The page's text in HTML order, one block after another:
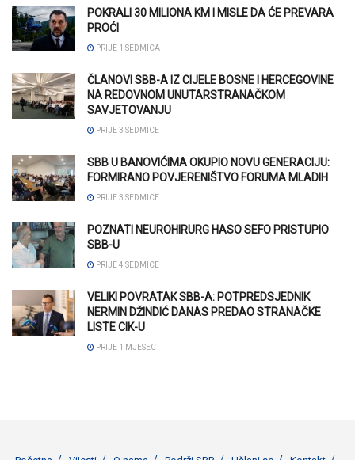
POKRALI 30 MILIONA KM I MISLE DA ĆE PREVARA
PROĆI
PRIJE 1 SEDMICA
ČLANOVI SBB-A IZ CIJELE BOSNE I HERCEGOVINE
NA REDOVNOM UNUTARSTRANAČKOM
SAVJETOVANJU
PRIJE 3 SEDMICE
SBB U BANOVIĆIMA OKUPIO NOVU GENERACIJU:
FORMIRANO POVJERENIŠTVO FORUMA MLADIH
PRIJE 3 SEDMICE
POZNATI NEUROHIRURG HASO SEFO PRISTUPIO
SBB-U
PRIJE 4 SEDMICE
VELIKI POVRATAK SBB-A: POTPREDSJEDNIK
NERMIN DŽINDIĆ DANAS PREDAO STRANAČKE
LISTE CIK-U
PRIJE 1 MJESEC